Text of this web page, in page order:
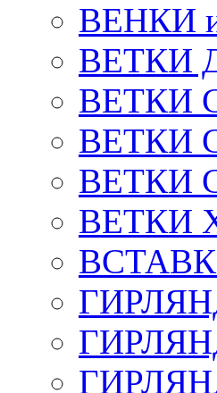
ВЕНКИ
ВЕТКИ
ВЕТКИ
ВЕТКИ
ВЕТКИ
ВЕТКИ